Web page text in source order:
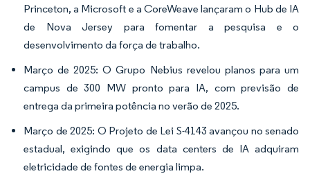
Princeton, a Microsoft e a CoreWeave lançaram o Hub de IA
de Nova Jersey para fomentar a pesquisa e o
desenvolvimento da força de trabalho.
Março de 2025: O Grupo Nebius revelou planos para um
campus de 300 MW pronto para IA, com previsão de
entrega da primeira potência no verão de 2025.
Março de 2025: O Projeto de Lei S-4143 avançou no senado
estadual, exigindo que os data centers de IA adquiram
eletricidade de fontes de energia limpa.